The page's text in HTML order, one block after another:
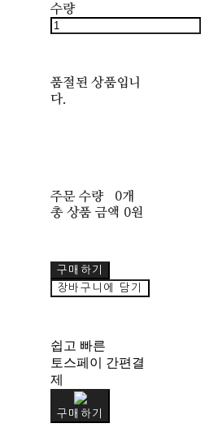
수량
품절된 상품입니
다.
주문 수량
0개
총 상품 금액 0원
구매하기
장바구니에 담기
쉽고 빠른
토스페이 간편결
제
구매하기